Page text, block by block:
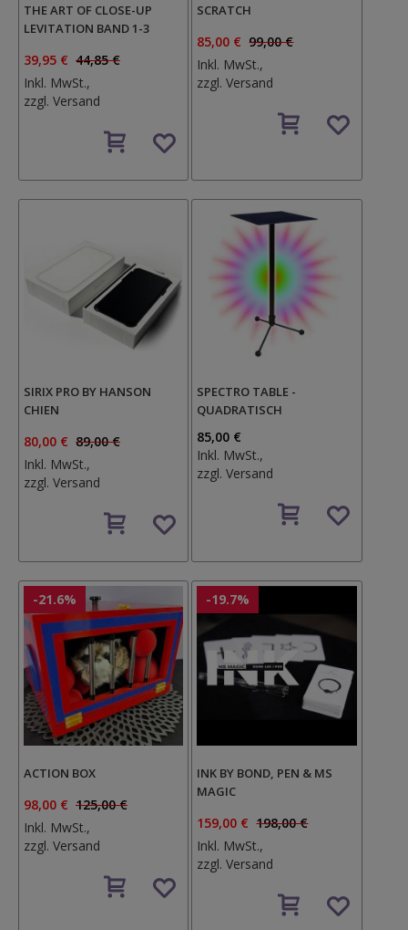
THE ART OF CLOSE-UP
LEVITATION BAND 1-3
39,95 € 44,85 €
Inkl. MwSt.,
zzgl. Versand
den
SCRATCH
85,00 € 99,00 €
Inkl. MwSt.,
zzgl.Versand
den
SIRIX PRO BY HANSON
CHIEN
80,00 € 89,00 €
Inkl. MwSt.,
zzgl. Versand
den
SPECTRO TABLE -
QUADRATISCH
85,00 €
Inkl. MwSt.,
zzgl.Versand
den
-21.6%
ACTION BOX
98,00 € 125,00 €
Inkl. MwSt.,
zzgl. Versand
den
-19.7%
INK BY BOND, PEN & MS
MAGIC
159,00 € 198,00 €
Inkl. MwSt.,
zzgl.Versand
den